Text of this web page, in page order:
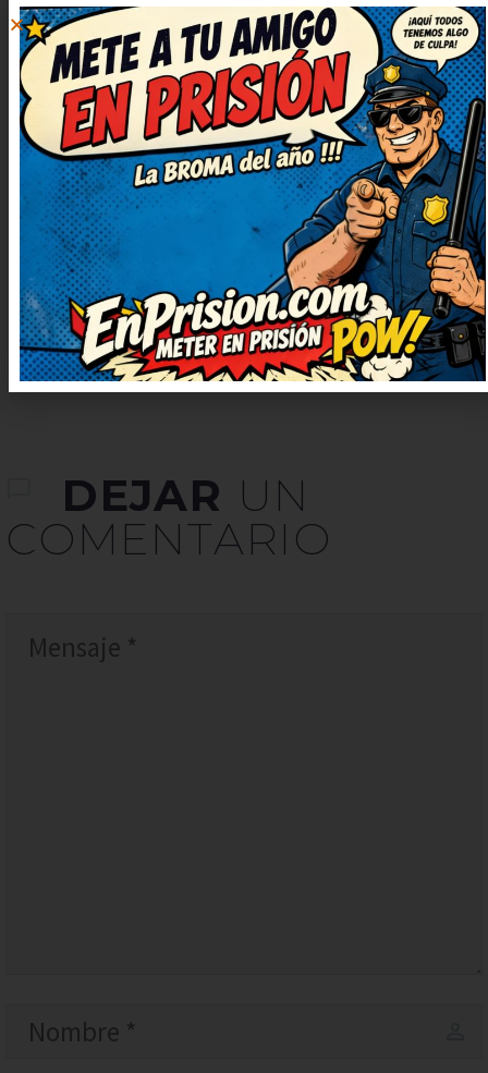
9 abril, 2025 at 11:03
Brillante remate, me ha dejado
con una carcajada tremenda. Me
quedo con la ocurrencia final, es
genial. Me quedo con la
ocurrencia final, es genial.
Prometo contarlo en casa, nos
encanta reír juntos.
DEJAR UN
COMENTARIO